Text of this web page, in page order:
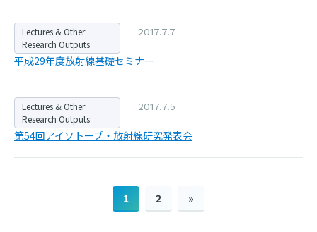
Lectures & Other
Research Outputs
2017.7.7
平成29年度放射線基礎セミナー
Lectures & Other
Research Outputs
2017.7.5
第54回アイソトープ・放射線研究発表会
1 2 »